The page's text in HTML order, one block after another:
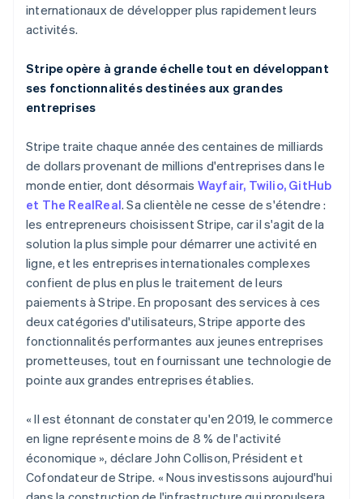
internationaux de développer plus rapidement leurs
activités.
Stripe opère à grande échelle tout en développant
ses fonctionnalités destinées aux grandes
entreprises
Stripe traite chaque année des centaines de milliards
de dollars provenant de millions d'entreprises dans le
monde entier, dont désormais Wayfair, Twilio, GitHub
et The RealReal. Sa clientèle ne cesse de s'étendre :
les entrepreneurs choisissent Stripe, car il s'agit de la
solution la plus simple pour démarrer une activité en
ligne, et les entreprises internationales complexes
confient de plus en plus le traitement de leurs
paiements à Stripe. En proposant des services à ces
deux catégories d'utilisateurs, Stripe apporte des
fonctionnalités performantes aux jeunes entreprises
prometteuses, tout en fournissant une technologie de
pointe aux grandes entreprises établies.
« Il est étonnant de constater qu'en 2019, le commerce
en ligne représente moins de 8 % de l'activité
économique », déclare John Collison, Président et
Cofondateur de Stripe. « Nous investissons aujourd'hui
Italie
Italiano
Lettonie
English
Liechtenstein
Lituanie
English
Luxembourg
FrançaisDeutsch English
Malaisie
English简体中文
Malte
English
Mexique
Español English
Norvège
English
Nouvelle-Zélande
English
Pays-Bas
NederlandsEnglish
English
Portugal
Português English
R.A.S. de Hong Kong, Chine
English简体中文